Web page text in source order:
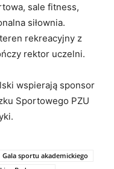
sale fitness,
siłownia.
rekreacyjny z
rektor uczelni.
wspierają sponsor
Sportowego PZU
Gala sportu akademickiego